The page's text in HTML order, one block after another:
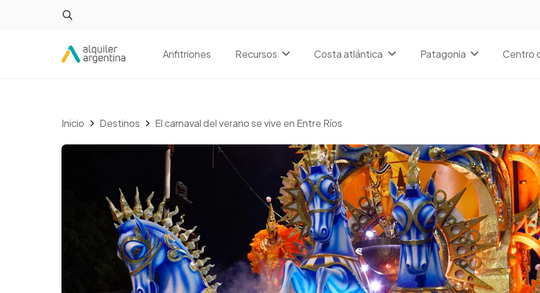
Anfitriones Recursos Costa atlántica Patagonia Centro
Inicio Destinos El carnaval del verano se vive en Entre Ríos